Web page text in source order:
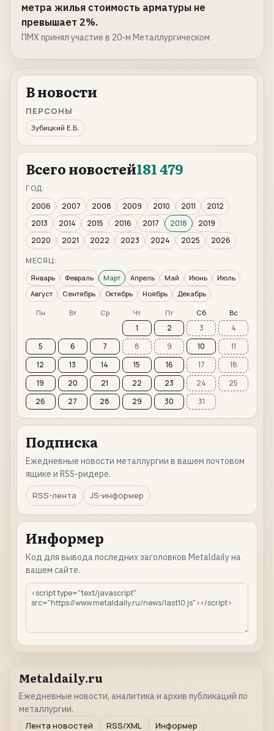
метра жилья стоимость арматуры не
превышает 2%.
ПМХ принял участие в 20-м Металлургическом
В новости
ПЕРСОНЫ
Зубицкий Е.Б.
Всего новостей181 479
ГОД:
2006
2007 2008 2009 2010 2011
2012
2013
2014 2015 2016 2017 2018
2019
2020
2021 2022 2023 2024 2025
2026
МЕСЯЦ:
Январь Февраль Март Апрель Май Июнь
Июль
Август
Сентябрь Октябрь Ноябрь Декабрь
Пн Вт Ср Чт Пт Сб Вс
1 2 3
4
5
6 7 8 9 10
11
12
13 14 15 16 17
18
19
20 21 22 23 24
25
26
27 28 29 30 31
Подписка
Ежедневные новости металлургии в вашем почтовом
ящике и RSS-ридере.
RSS-лента
JS-информер
Информер
Код для вывода последних заголовков Metaldaily на
вашем сайте.
Metaldaily.ru
Ежедневные новости, аналитика и архив публикаций по
металлургии.
Лента новостей
RSS/XML Информер